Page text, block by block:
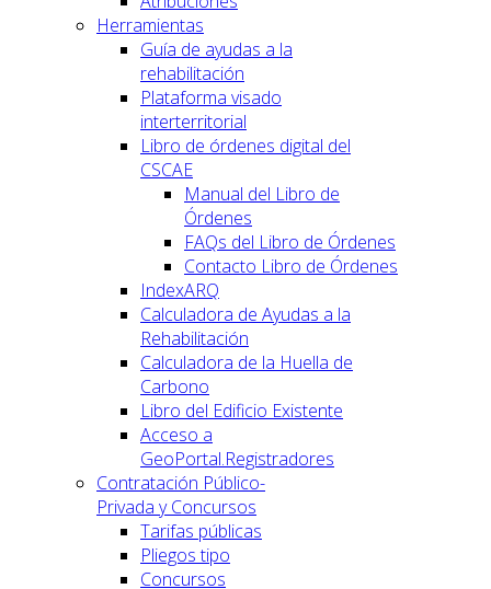
Herramientas
Guía de ayudas a la
rehabilitación
Plataforma visado
interterritorial
Libro de órdenes digital del
CSCAE
Manual del Libro de
Órdenes
FAQs del Libro de Órdenes
Contacto Libro de Órdenes
IndexARQ
Calculadora de Ayudas a la
Rehabilitación
Calculadora de la Huella de
Carbono
Libro del Edificio Existente
Acceso a
GeoPortal.Registradores
Contratación Público-
Privada y Concursos
Tarifas públicas
Pliegos tipo
Concursos